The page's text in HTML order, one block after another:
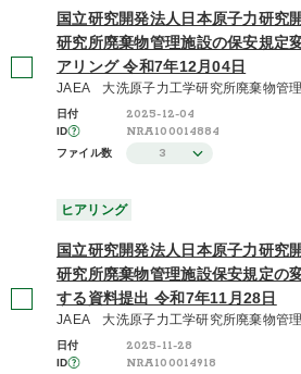
国立研究開発法人日本原子力研究
研究所廃棄物管理施設の保安規定
アリング 令和7年12月04日
JAEA 大洗原子力工学研究所廃棄物管
日付 2025-12-04
ID NRA100014884
ファイル数 3
ヒアリング
国立研究開発法人日本原子力研究
研究所廃棄物管理施設保安規定の
する資料提出 令和7年11月28日
JAEA 大洗原子力工学研究所廃棄物管
日付 2025-11-28
ID NRA100014918